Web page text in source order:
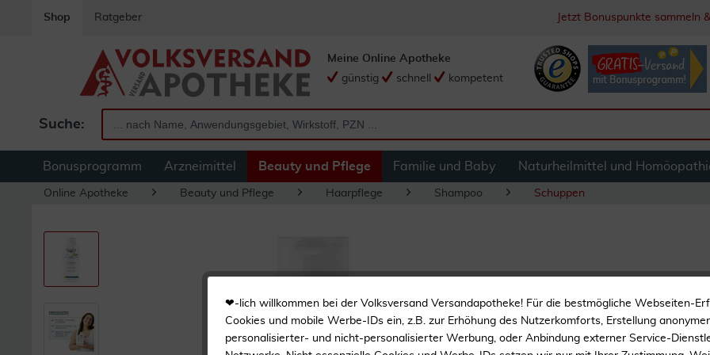
Shop Ratgeber Jetzt Bonuspunkte sammeln
Suche:
Meine Online Apotheke
günstig
schnell kompetent
Bonusprogramm Arzneimittel Beauty und Pflege Familie und Baby Naturheilmittel und
Online Apotheke Beauty und Pflege Haarpflege Shampoo Schuppen
Eucerin Dermo
Shampoo 250 ml
❤-lich willkommen bei der Volksversand Versandapotheke! Für die bestmögliche Webseiten-
Cookies und mobile Werbe-IDs ein, z.B. zur Erhöhung des Nutzerkomforts, Erstellung
personalisierter- und nicht-personalisierter Werbung, oder Anbindung externer Service-